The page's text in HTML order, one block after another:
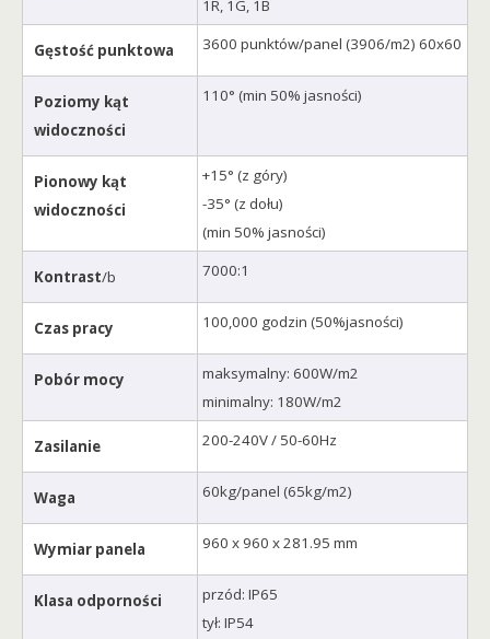
1R, 1G, 1B
Gęstość punktowa 3600 punktów/panel (3906/m2) 60x60
Poziomy kąt
widoczności
110° (min 50% jasności)
Pionowy kąt
widoczności
+15° (z góry)
-35° (z dołu)
(min 50% jasności)
Kontrast/b 7000:1
Czas pracy 100,000 godzin (50%jasności)
Pobór mocy
maksymalny: 600W/m2
minimalny: 180W/m2
Zasilanie 200-240V / 50-60Hz
Waga 60kg/panel (65kg/m2)
Wymiar panela 960 x 960 x 281.95 mm
Klasa odporności
przód: IP65
tył: IP54